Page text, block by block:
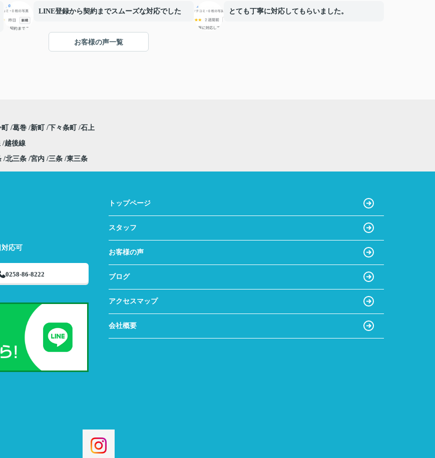
LINE登録から契約までスムーズな対応でした とても丁寧に対応してもらいました。
お客様の声一覧
葛巻 新町 下々条町 石上
越後線
北三条 宮内 三条 東三条
応可
0258-86-8222
トップページ
スタッフ
お客様の声
ブログ
アクセスマップ
会社概要